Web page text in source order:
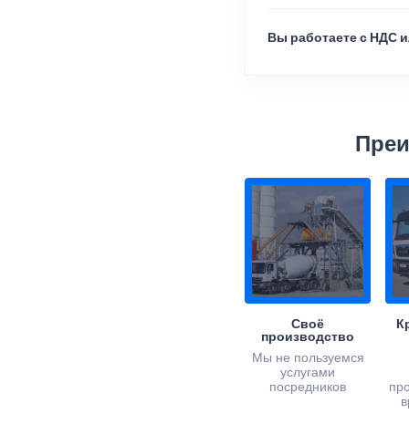
Вы работаете с НДС
Своё
производство
Мы не пользуемся
услугами
посредников